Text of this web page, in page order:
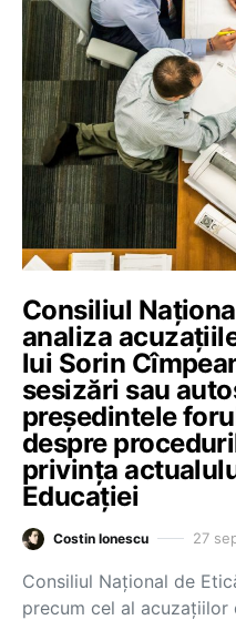
Consiliul
analiza
lui Sorin
sesizări sau
președintele
despre
privința
Educației
Costin Ionescu 27
Consiliul Național de
precum cel al acuzațiilor